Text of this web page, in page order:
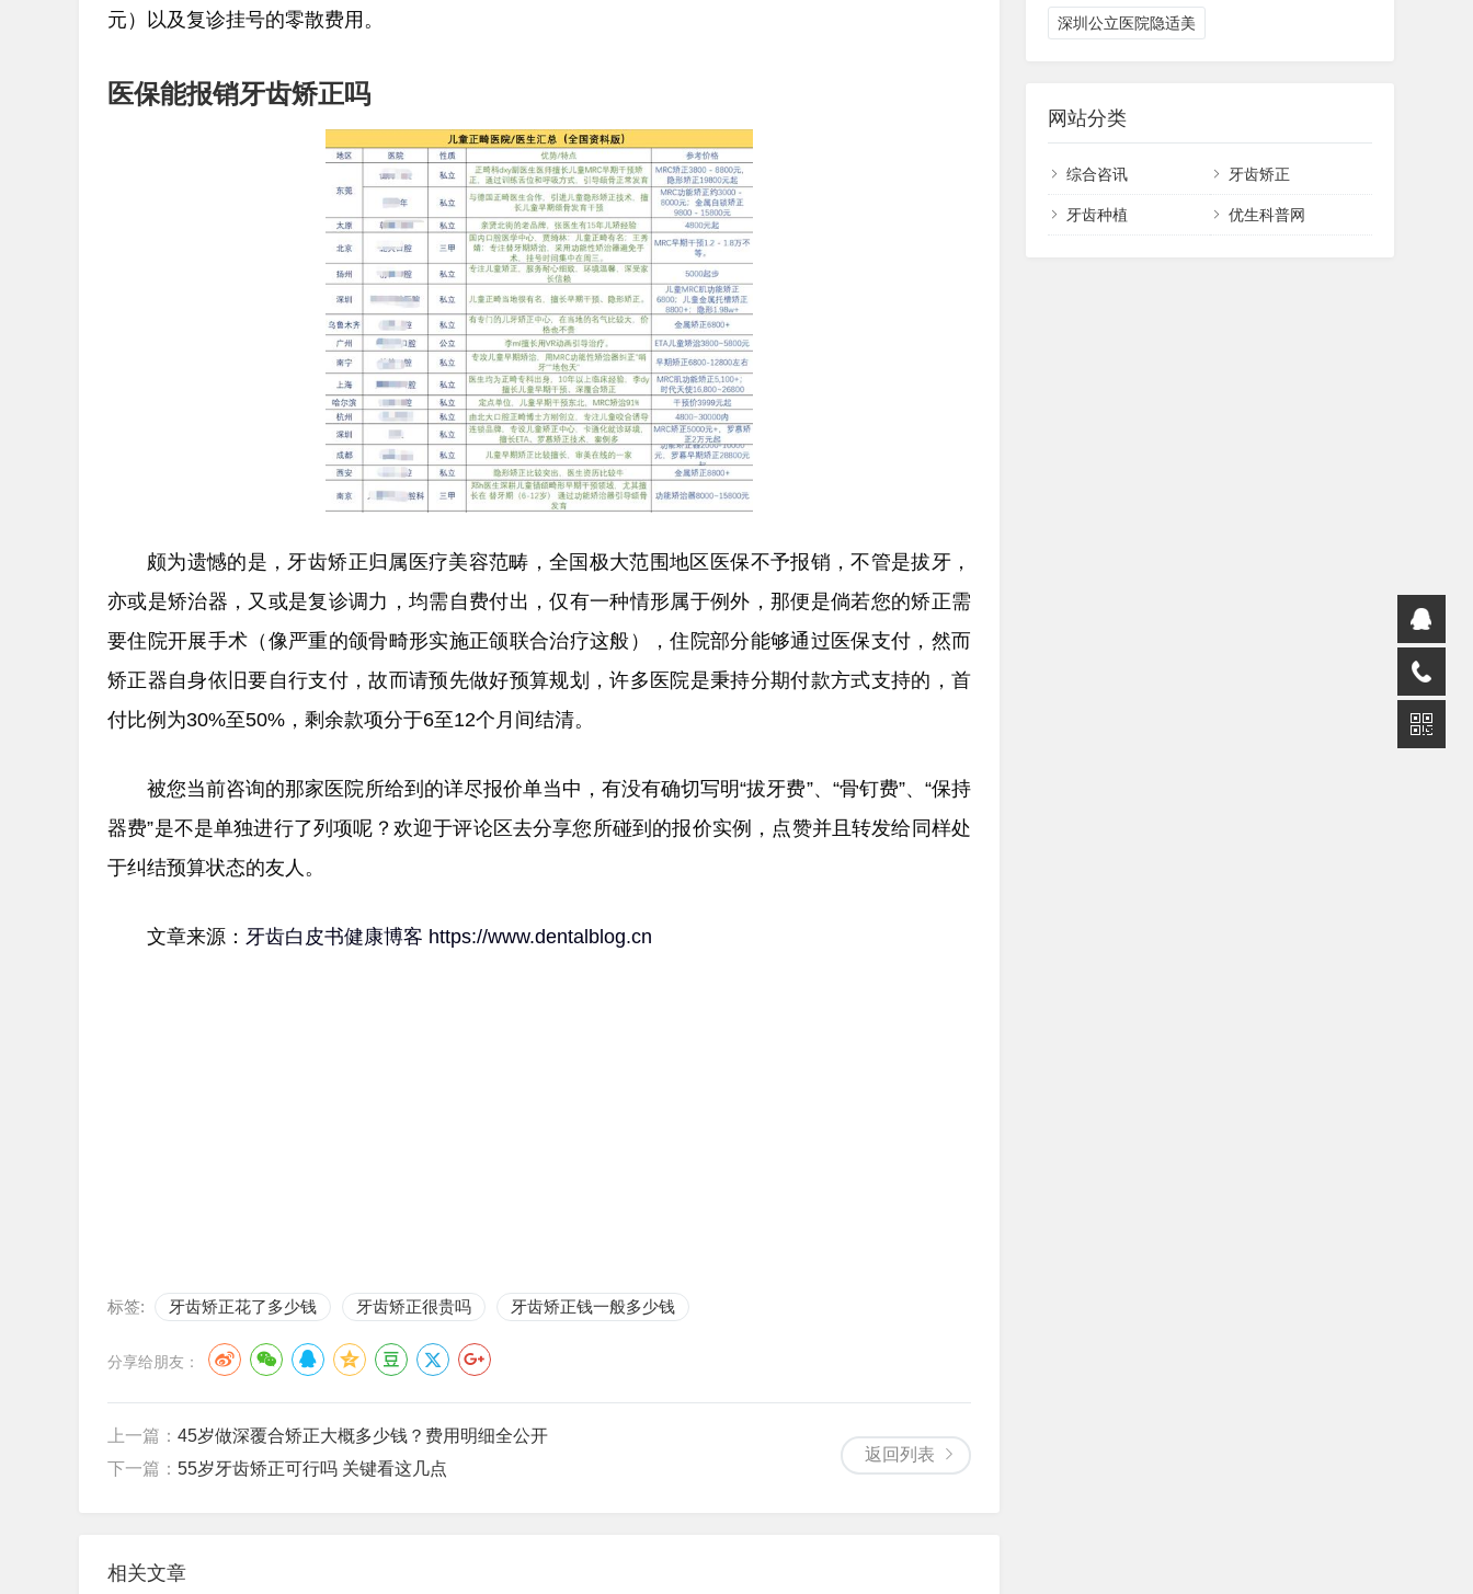
元）以及复诊挂号的零散费用。
医保能报销牙齿矫正吗
颇为遗憾的是，牙齿矫正归属医疗美容范畴，全国极大范围地区医保不予报销，不管是拔牙，
亦或是矫治器，又或是复诊调力，均需自费付出，仅有一种情形属于例外，那便是倘若您的矫正需
要住院开展手术（像严重的颌骨畸形实施正颌联合治疗这般），住院部分能够通过医保支付，然而
矫正器自身依旧要自行支付，故而请预先做好预算规划，许多医院是秉持分期付款方式支持的，首
付比例为30%至50%，剩余款项分于6至12个月间结清。
被您当前咨询的那家医院所给到的详尽报价单当中，有没有确切写明“拔牙费”、“骨钉费”、“保持
器费”是不是单独进行了列项呢？欢迎于评论区去分享您所碰到的报价实例，点赞并且转发给同样处
于纠结预算状态的友人。
文章来源： 牙齿白皮书健康博客 https://www.dentalblog.cn
标签: 牙齿矫正花了多少钱 牙齿矫正很贵吗 牙齿矫正钱一般多少钱
分享给朋友：
返回列表
上一篇： 45岁做深覆合矫正大概多少钱？费用明细全公开
下一篇： 55岁牙齿矫正可行吗 关键看这几点
相关文章
深圳公立医院隐适美
网站分类
综合咨讯 牙齿矫正
牙齿种植 优生科普网